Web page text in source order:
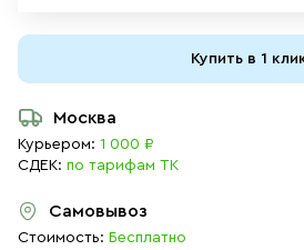
Купить в 1
Москва
Курьером: 1 000 ₽
СДЕК: по тарифам ТК
Самовывоз
Стоимость: Бесплатно